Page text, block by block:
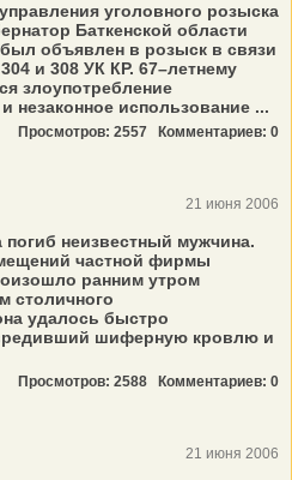
уголовного розыска
Баткенской области
объявлен в розыск в связи
и 308 УК КР. 67–летнему
злоупотребление
использование ...
Просмотров: 2557 Комментариев: 0
21 июня 2006
неизвестный мужчина.
частной фирмы
ранним утром
столичного
удалось быстро
шиферную кровлю и
Просмотров: 2588 Комментариев: 0
21 июня 2006